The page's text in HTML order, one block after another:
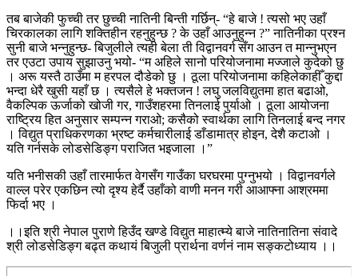
तब बाजेकी फुच्ची तर छुच्ची नातिनी बिन्ती गर्छिन्- “हे बाजे ! त्यसो भए उहाँ
चिरकालका लागि शक्तिहीन रहनुहुन्छ ? के उहाँ आउनुहुन्न ?” नातिनीका प्रश्न
सुनी बाजे भन्नुहुन्छ- बिजुलीले त्यही बेला ती विद्वानवर्ग सँग आउन त मान्नुभएन
तर एउटा उपाय सुझाउनु भयो- “म अहिले सानो परियोजनामा मज्जाले कुदेको छु
। अरू यस्तै ठाउँमा म हरपल दौडेको छु । ठूला परियोजनामा कहिलेकाहीँ कुद्दा
भन्दा धेरै खुसी यहाँ छ । त्यसैले हे भक्तजन ! लघु जलविद्युतमा हात बढाओ,
वैकल्पिक ऊर्जाको खोजी गर, गाउँशहरमा तिनलाई पुर्याओ । ठूला आयोजना
राष्ट्रिय हित अनुसार सम्पन्न गराओ; कसैको स्वार्थका लागि तिनलाई बन्द नगर
। विद्युत प्राधिकरणका भ्रष्ट कर्मचारीलाई डाँडामात्र होइन, देशै कटाओ ।
यति गर्नसके लोडसेडिङ्ग पराजित भइजाला ।”
यति भनीसकी उहाँ तारमार्फत वेगसँग गाउँका घरघरमा पुग्नुभयो । विद्वानवर्गले
वाल्ल परेर एकछिन त्यो दृश्य हेर्दै उहाँको वाणी मनन गरी आआफ्ना आश्रममा
फिर्दा भए ।
।।इति श्री नेपाल पुराणे हिउँद खण्डे विद्युत माहात्म्ये बाजे नातिनातिना संवादे
श्री लोडसेडिङ्ग बढ्त कथायं बिजुली प्रार्थना वर्णनं नाम सङ्कटोध्याय ।।